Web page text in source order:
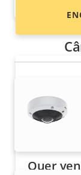
Quer